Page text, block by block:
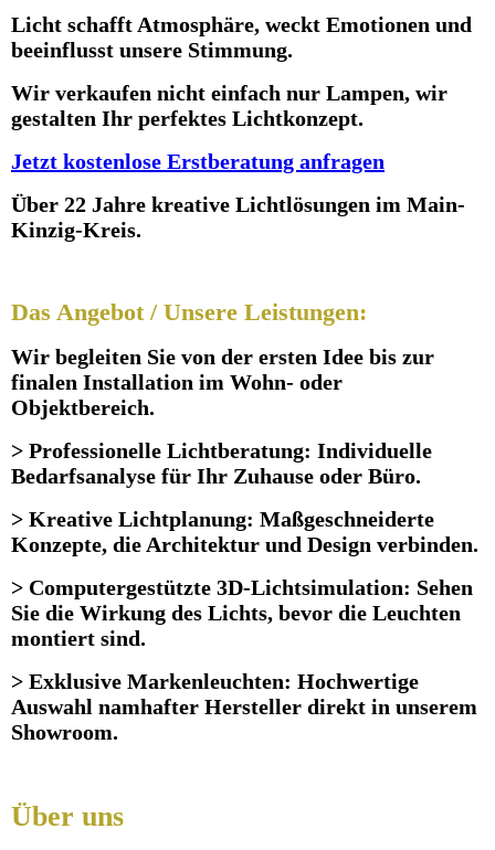
Licht schafft Atmosphäre, weckt Emotionen und
beeinflusst unsere Stimmung.
Wir verkaufen nicht einfach nur Lampen, wir
gestalten Ihr perfektes Lichtkonzept.
Jetzt kostenlose Erstberatung anfragen
Über 22 Jahre kreative Lichtlösungen im Main-
Kinzig-Kreis.
Das Angebot / Unsere Leistungen:
Wir begleiten Sie von der ersten Idee bis zur
finalen Installation im Wohn- oder
Objektbereich.
> Professionelle Lichtberatung: Individuelle
Bedarfsanalyse für Ihr Zuhause oder Büro.
> Kreative Lichtplanung: Maßgeschneiderte
Konzepte, die Architektur und Design verbinden.
> Computergestützte 3D-Lichtsimulation: Sehen
Sie die Wirkung des Lichts, bevor die Leuchten
montiert sind.
> Exklusive Markenleuchten: Hochwertige
Auswahl namhafter Hersteller direkt in unserem
Showroom.
Über uns